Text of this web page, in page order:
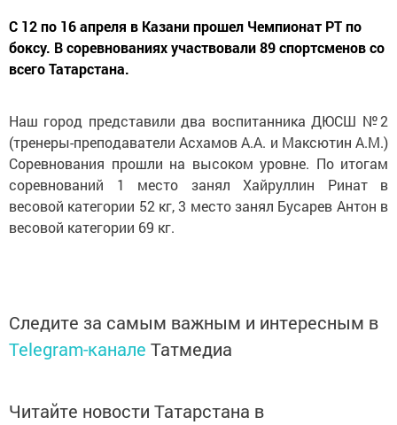
С 12 по 16 апреля в Казани прошел Чемпионат РТ по
боксу. В соревнованиях участвовали 89 спортсменов со
всего Татарстана.
Наш город представили два воспитанника ДЮСШ №2
(тренеры-преподаватели Асхамов А.А. и Максютин А.М.)
Соревнования прошли на высоком уровне. По итогам
соревнований 1 место занял Хайруллин Ринат в
весовой категории 52 кг, 3 место занял Бусарев Антон в
весовой категории 69 кг.
Следите за самым важным и интересным в
Telegram-канале Татмедиа
Читайте новости Татарстана в